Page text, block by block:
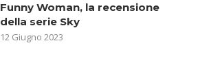
Funny Woman, la recensione
della serie Sky
12 Giugno 2023